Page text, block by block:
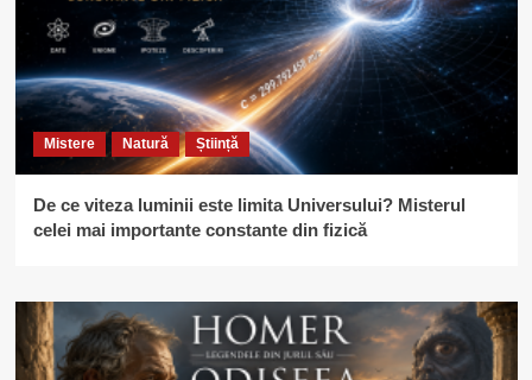
Mistere Natură Știință
De ce viteza luminii este limita Universului? Misterul
celei mai importante constante din fizică